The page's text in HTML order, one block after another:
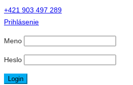
+421 903 497 289
Prihlásenie
Meno
Heslo